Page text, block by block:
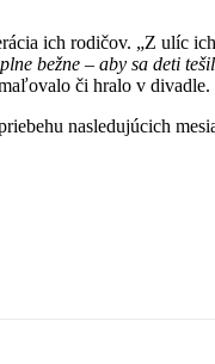
ich rodičov. „Z ulíc
bežne – aby sa deti
či hralo v divadle.
nasledujúcich